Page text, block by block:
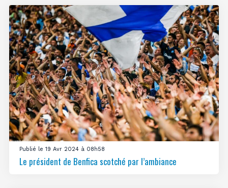
Publié le 19 Avr 2024 à 08h58
Le président de Benfica scotché par l’ambiance